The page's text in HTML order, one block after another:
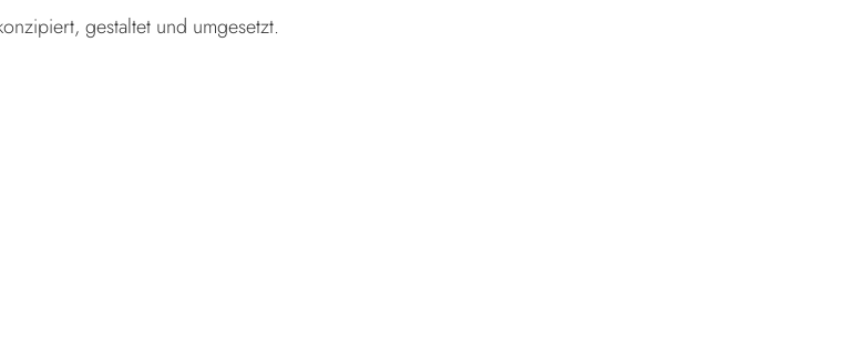
gestaltet und umgesetzt.